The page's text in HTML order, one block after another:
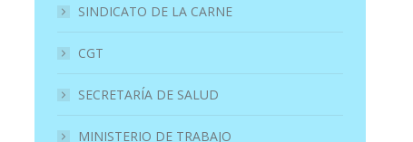
SINDICATO DE LA CARNE
CGT
SECRETARÍA DE SALUD
MINISTERIO DE TRABAJO